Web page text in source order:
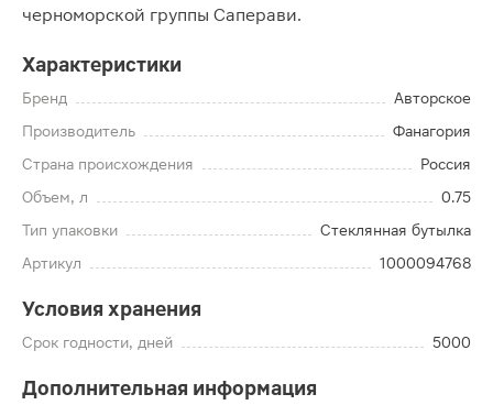
черноморской группы Саперави.
Характеристики
Бренд
Авторское
Производитель
Фанагория
Страна происхождения
Россия
Объем, л
0.75
Тип упаковки
Стеклянная бутылка
Артикул
1000094768
Условия хранения
Срок годности, дней 5000
Дополнительная информация